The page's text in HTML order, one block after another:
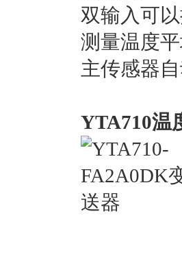
双输入可
测量温度
主传感器
YTA710温